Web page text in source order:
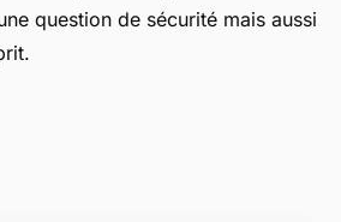
question de sécurité mais aussi